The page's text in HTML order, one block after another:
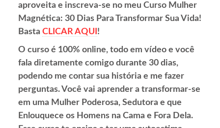
aproveita e inscreva-se no meu Curso Mulher
Magnética: 30 Dias Para Transformar Sua Vida!
BastaCLICAR AQUI !
O curso é 100% online, todo em vídeo e você
fala diretamente comigo durante 30 dias,
podendo me contar sua história e me fazer
perguntas. Você vai aprender a transformar-se
em uma Mulher Poderosa, Sedutora e que
Enlouquece os Homens na Cama e Fora Dela.